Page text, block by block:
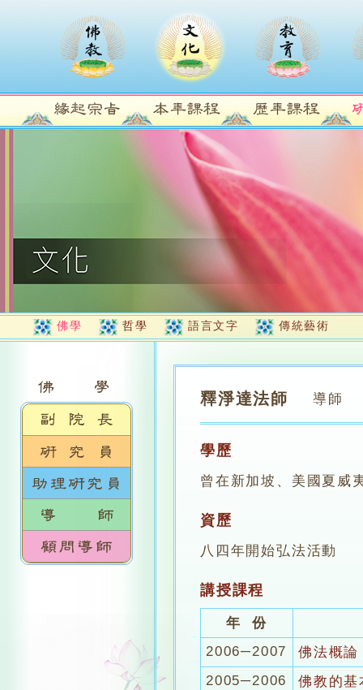
佛學 哲學 語言文字 傳統藝術
釋淨達法師 導師
學歷
曾在新加坡、美國夏威
資歷
八四年開始弘法活動
講授課程
年 份
2006─2007
佛法概
2005─2006
佛教的基